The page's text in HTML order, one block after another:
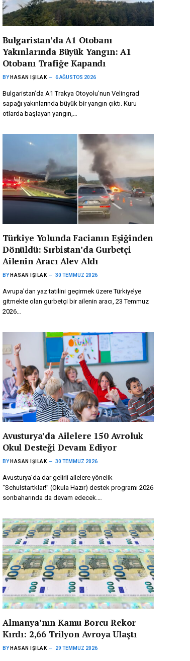
Bulgaristan’da A1 Otobanı
Yakınlarında Büyük Yangın: A1
Otobanı Trafiğe Kapandı
BY HASAN IŞILAK 6 AĞUSTOS 2026
Bulgaristan’da A1 Trakya Otoyolu’nun Velingrad
sapağı yakınlarında büyük bir yangın çıktı. Kuru
otlarda başlayan yangın,…
Türkiye Yolunda Facianın Eşiğinden
Dönüldü: Sırbistan’da Gurbetçi
Ailenin Aracı Alev Aldı
BY HASAN IŞILAK 30 TEMMUZ 2026
Avrupa’dan yaz tatilini geçirmek üzere Türkiye’ye
gitmekte olan gurbetçi bir ailenin aracı, 23 Temmuz
2026…
Avusturya’da Ailelere 150 Avroluk
Okul Desteği Devam Ediyor
BY HASAN IŞILAK 30 TEMMUZ 2026
Avusturya’da dar gelirli ailelere yönelik
“Schulstartklar!” (Okula Hazır) destek programı 2026
sonbaharında da devam edecek.…
Almanya’nın Kamu Borcu Rekor
Kırdı: 2,66 Trilyon Avroya Ulaştı
BY HASAN IŞILAK 29 TEMMUZ 2026